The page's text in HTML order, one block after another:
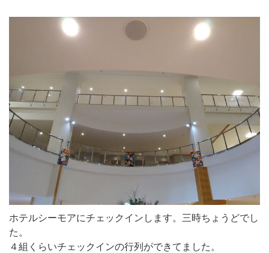
ホテルシーモアにチェックインします。三時ちょうどでし
た。
４組くらいチェックインの行列ができてました。